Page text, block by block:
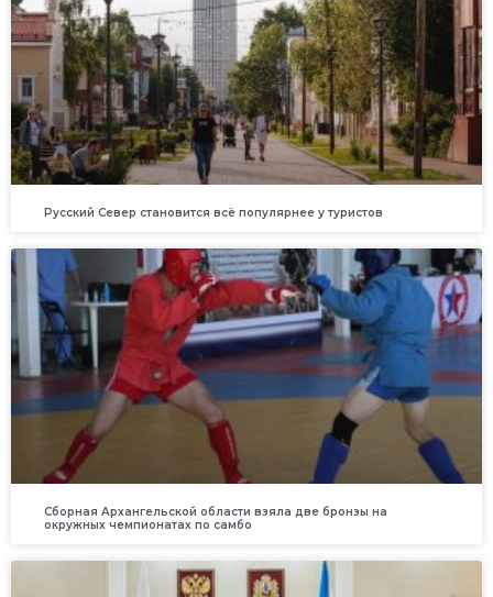
Русский Север становится всё популярнее у туристов
Сборная Архангельской области взяла две бронзы на
окружных чемпионатах по самбо